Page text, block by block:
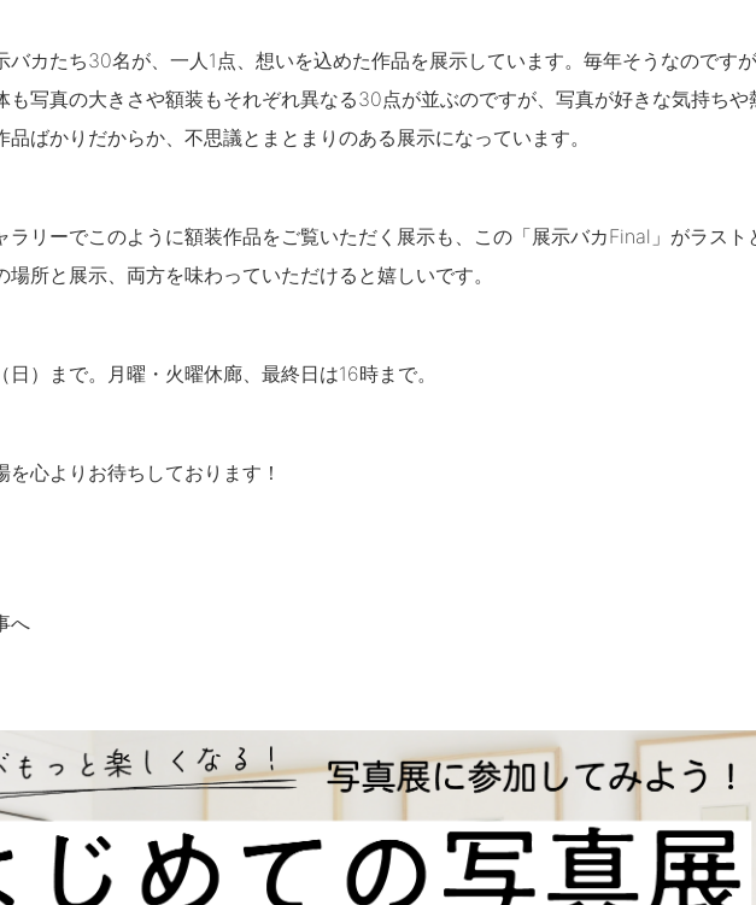
バカたち30名が、一人1点、想いを込めた作品を展示しています。毎年そうなのです
も写真の大きさや額装もそれぞれ異なる30点が並ぶのですが、写真が好きな気持ちや
品ばかりだからか、不思議とまとまりのある展示になっています。
ラリーでこのように額装作品をご覧いただく展示も、この「展示バカFinal」がラスト
場所と展示、両方を味わっていただけると嬉しいです。
日）まで。月曜・火曜休廊、最終日は16時まで。
を心よりお待ちしております！
へ